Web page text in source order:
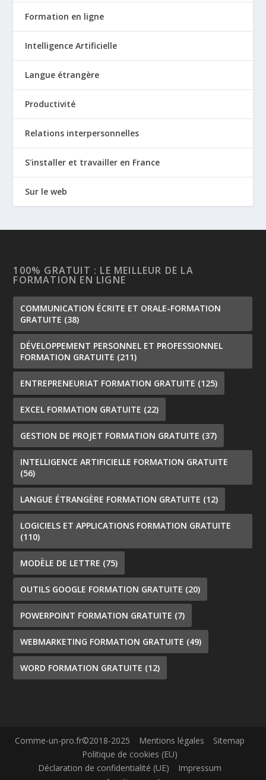
Formation en ligne
Intelligence Artificielle
Langue étrangère
Productivité
Relations interpersonnelles
S'installer et travailler en France
Sur le web
100% GRATUIT : LE MEILLEUR DE LA
FORMATION EN LIGNE
COMMUNICATION ÉCRITE ET ORALE-FORMATION
GRATUITE (38)
DÉVELOPPEMENT PERSONNEL ET PROFESSIONNEL
FORMATION GRATUITE (211)
ENTREPRENEURIAT FORMATION GRATUITE (125)
EXCEL FORMATION GRATUITE (22)
GESTION DE PROJET FORMATION GRATUITE (37)
INTELLIGENCE ARTIFICIELLE FORMATION GRATUITE
(56)
LANGUE ÉTRANGÈRE FORMATION GRATUITE (12)
LOGICIELS ET APPLICATIONS FORMATION GRATUITE
(110)
MODÈLE DE LETTRE (75)
OUTILS GOOGLE FORMATION GRATUITE (20)
POWERPOINT FORMATION GRATUITE (7)
WEBMARKETING FORMATION GRATUITE (49)
WORD FORMATION GRATUITE (12)
Comme-un-pro.fr©2018-2025 Mentions légales
Sitemap
Politique de cookies (EU)
Déclaration de confidentialité (UE)
Impressum